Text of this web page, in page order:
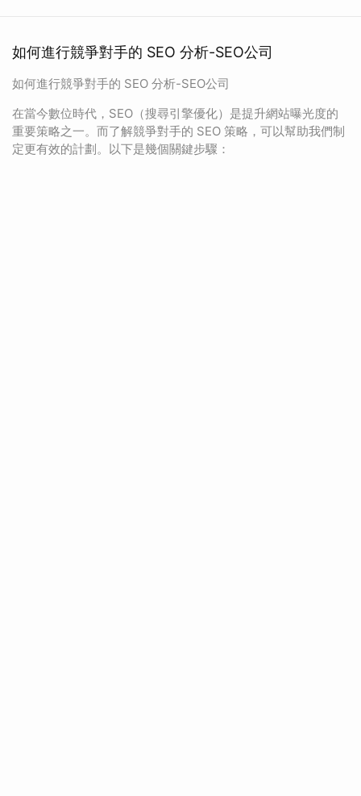
如何進行競爭對手的 SEO 分析-SEO公司
如何進行競爭對手的 SEO 分析-SEO公司
在當今數位時代，SEO（搜尋引擎優化）是提升網站曝光度的
重要策略之一。而了解競爭對手的 SEO 策略，可以幫助我們制
定更有效的計劃。以下是幾個關鍵步驟：